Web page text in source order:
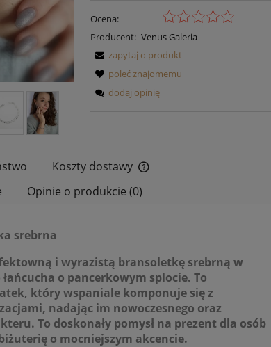
Ocena:
Producent: Venus Galeria
zapytaj o produkt
poleć znajomemu
dodaj opinię
Koszty dostawy
Opinie o produkcie (0)
srebrna
i wyrazistą bransoletkę srebrną w
o pancerkowym splocie. To
który wspaniale komponuje się z
nadając im nowoczesnego oraz
To doskonały pomysł na prezent dla osób
o mocniejszym akcencie.